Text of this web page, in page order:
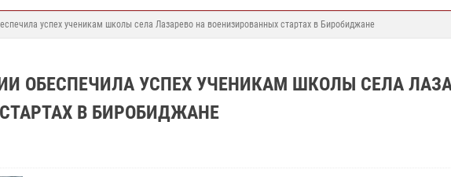
успех ученикам школы села Лазарево на военизированных стартах в Биробиджане
ОБЕСПЕЧИЛА УСПЕХ УЧЕНИКАМ ШКОЛЫ СЕЛА
В БИРОБИДЖАНЕ